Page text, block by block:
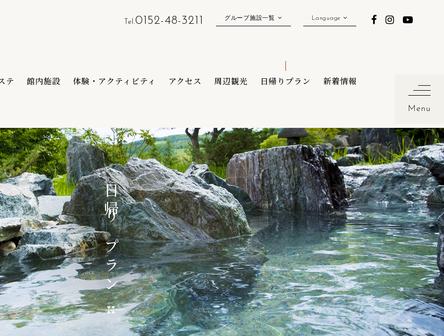
テ 館内施設 体験・アクティビティ アクセス 周辺観光 日帰りプラン 新着情報
Tel.0152-48-3211 グループ施設一覧 Language
日帰りプラン
Menu